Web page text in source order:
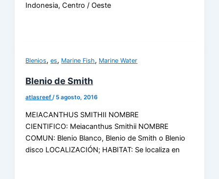
Indonesia, Centro / Oeste
Blenios,es, Marine Fish, Marine Water
Blenio de Smith
atlasreef/ 5 agosto, 2016
MEIACANTHUS SMITHII NOMBRE
CIENTIFICO: Meiacanthus Smithii NOMBRE
COMUN: Blenio Blanco, Blenio de Smith o Blenio
disco LOCALIZACIÓN; HABITAT: Se localiza en